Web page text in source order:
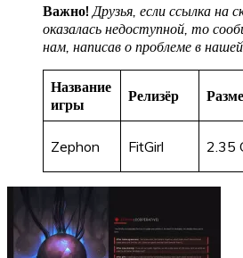
Важно! Друзья, если ссылка на
оказалась недоступной, то
нам, написав о проблеме в нашей
Название
игры
Релизёр
Zephon FitGirl 2.35